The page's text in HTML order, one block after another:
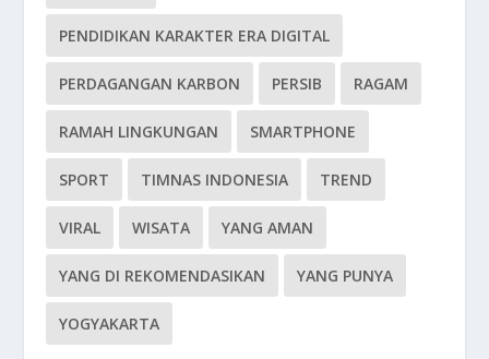
PENDIDIKAN KARAKTER ERA DIGITAL
PERDAGANGAN KARBON PERSIB RAGAM
RAMAH LINGKUNGAN SMARTPHONE
SPORT TIMNAS INDONESIA TREND
VIRAL WISATA YANG AMAN
YANG DI REKOMENDASIKAN YANG PUNYA
YOGYAKARTA